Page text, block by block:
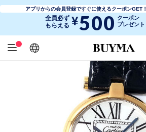
アプリからの会員登録ですぐに使えるクーポンGET！
全員必ず
もらえる ¥500 クーポン
プレゼント
日本語
English
简体中文
繁體中文